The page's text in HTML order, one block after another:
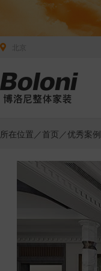
所在位置／首页 ／优秀案例